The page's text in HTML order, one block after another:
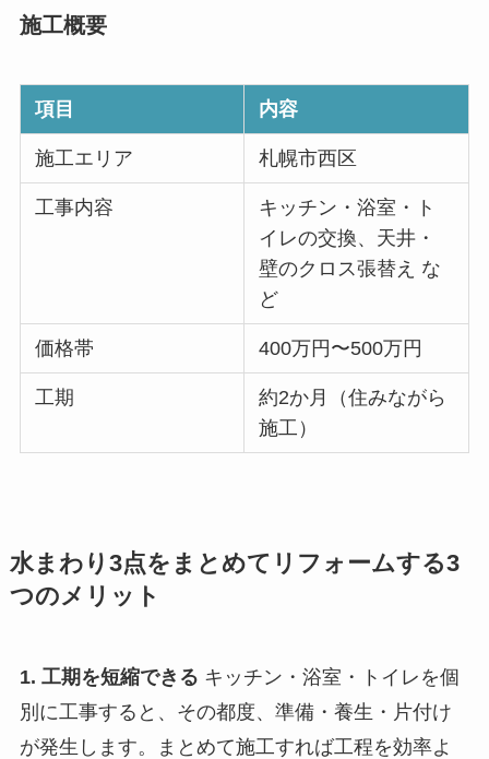
施工概要
項目 内容
施工エリア 札幌市西区
工事内容
キッチン・浴室・ト
イレの交換、天井・
壁のクロス張替え な
ど
価格帯 400万円〜500万円
工期
約2か月（住みながら
施工）
水まわり3点をまとめてリフォームする3
つのメリット
1. 工期を短縮できる キッチン・浴室・トイレを個
別に工事すると、その都度、準備・養生・片付け
が発生します。まとめて施工すれば工程を効率よ